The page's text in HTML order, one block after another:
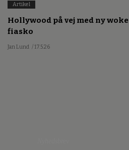
Artikel
Hollywood på vej med ny woke
fiasko
Jan Lund / 17.5.26